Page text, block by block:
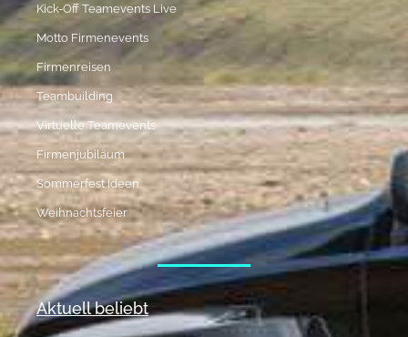
Kick-Off Teamevents Live
Motto Firmenevents
Firmenreisen
Teambuilding
Virtuelle Teamevents
Firmenjubiläum
Sommerfest Ideen
Weihnachtsfeier
Aktuell beliebt